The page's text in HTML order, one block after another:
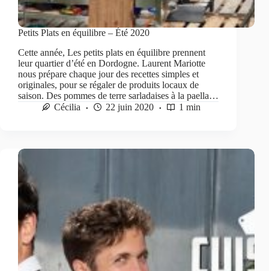
Petits Plats en équilibre – Été 2020
Cette année, Les petits plats en équilibre prennent
leur quartier d’été en Dordogne. Laurent Mariotte
nous prépare chaque jour des recettes simples et
originales, pour se régaler de produits locaux de
saison. Des pommes de terre sarladaises à la paella…
Cécilia
22 juin 2020 1 min